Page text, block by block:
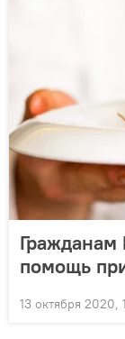
помощь
13 октября 2020,